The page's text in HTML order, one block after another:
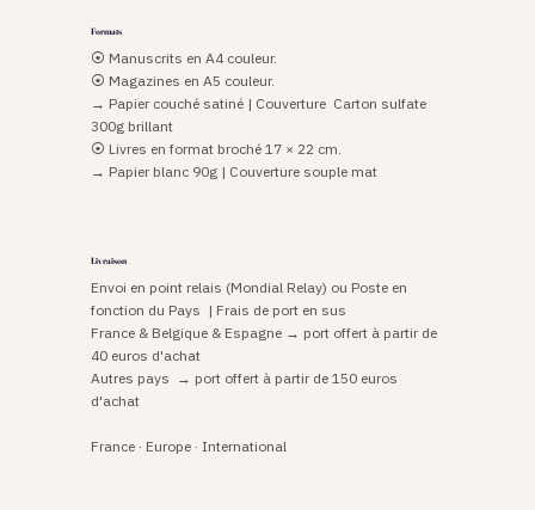
Formats
⦿ Manuscrits en A4 couleur.
⦿ Magazines en A5 couleur.
→ Papier couché satiné | Couverture  Carton sulfate
300g brillant
⦿ Livres en format broché 17 × 22 cm.
→ Papier blanc 90g | Couverture souple mat
Livraison
Envoi en point relais (Mondial Relay) ou Poste en
fonction du Pays  | Frais de port en sus
France & Belgique & Espagne → port offert à partir de
40 euros d'achat
Autres pays  → port offert à partir de 150 euros
d'achat
France · Europe · International